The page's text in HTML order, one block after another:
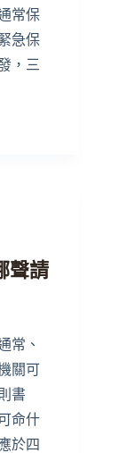
常保
急保
，三
聲請
常、
關可
書
命什
於四